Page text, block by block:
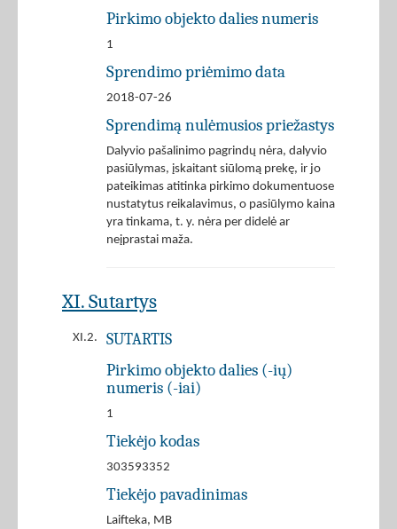
Pirkimo objekto dalies numeris
1
Sprendimo priėmimo data
2018-07-26
Sprendimą nulėmusios priežastys
Dalyvio pašalinimo pagrindų nėra, dalyvio
pasiūlymas, įskaitant siūlomą prekę, ir jo
pateikimas atitinka pirkimo dokumentuose
nustatytus reikalavimus, o pasiūlymo kaina
yra tinkama, t. y. nėra per didelė ar
neįprastai maža.
XI. Sutartys
XI.2. SUTARTIS
Pirkimo objekto dalies (-ių)
numeris (-iai)
1
Tiekėjo kodas
303593352
Tiekėjo pavadinimas
Laifteka, MB